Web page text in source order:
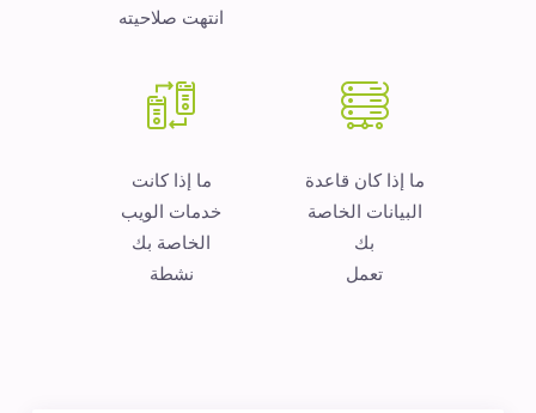
انتهت صلاحيته
ما إذا كان قاعدة
البيانات الخاصة
بك
تعمل
ما إذا كانت
خدمات الويب
الخاصة بك
نشطة